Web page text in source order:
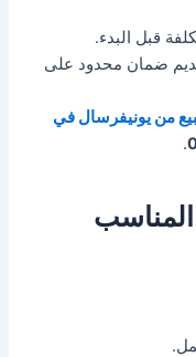
قبل البدء.
ضمان محدود على
من يونيفرسال في
.
المناسب